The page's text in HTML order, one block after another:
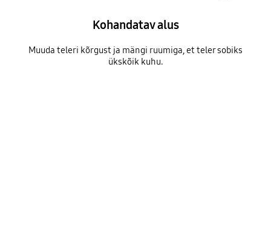
Kohandatav alus
Muuda teleri kõrgust ja mängi ruumiga, et teler sobiks
ükskõik kuhu.